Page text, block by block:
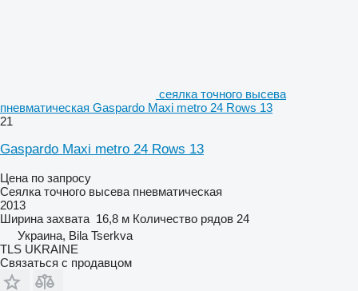
сеялка точного высева
пневматическая Gaspardo Maxi metro 24 Rows 13
21
Gaspardo Maxi metro 24 Rows 13
Цена по запросу
Сеялка точного высева пневматическая
2013
Ширина захвата 16,8 м Количество рядов 24
Украина, Bila Tserkva
TLS UKRAINE
Связаться с продавцом